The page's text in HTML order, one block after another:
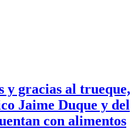
y gracias al trueque,
Jaime Duque y del
con alimentos